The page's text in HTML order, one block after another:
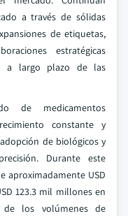
a través de sólidas
de etiquetas,
estratégicas
a largo plazo de las
de medicamentos
constante y
de biológicos y
Durante este
aproximadamente USD
123.3 mil millones en
los volúmenes de